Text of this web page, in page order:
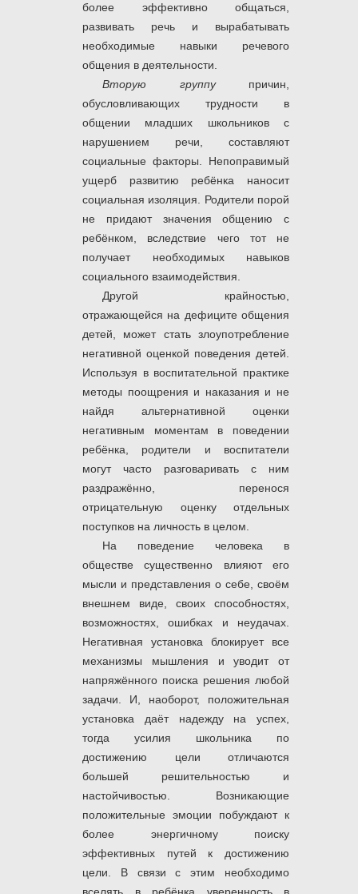
более эффективно общаться,
развивать речь и вырабатывать
необходимые навыки речевого
общения в деятельности.
Вторую группупричин,
обусловливающих трудности в
общении младших школьников с
нарушением речи, составляют
социальные факторы. Непоправимый
ущерб развитию ребёнка наносит
социальная изоляция. Родители порой
не придают значения общению с
ребёнком, вследствие чего тот не
получает необходимых навыков
социального взаимодействия.
Другой крайностью,
отражающейся на дефиците общения
детей, может стать злоупотребление
негативной оценкой поведения детей.
Используя в воспитательной практике
методы поощрения и наказания и не
найдя альтернативной оценки
негативным моментам в поведении
ребёнка, родители и воспитатели
могут часто разговаривать с ним
раздражённо, перенося
отрицательную оценку отдельных
поступков на личность в целом.
На поведение человека в
обществе существенно влияют его
мысли и представления о себе, своём
внешнем виде, своих способностях,
возможностях, ошибках и неудачах.
Негативная установка блокирует все
механизмы мышления и уводит от
напряжённого поиска решения любой
задачи. И, наоборот, положительная
установка даёт надежду на успех,
тогда усилия школьника по
достижению цели отличаются
большей решительностью и
настойчивостью. Возникающие
положительные эмоции побуждают к
более энергичному поиску
эффективных путей к достижению
цели. В связи с этим необходимо